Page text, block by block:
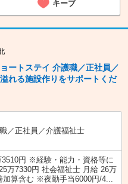
キープ
ートステイ 介護職／正社員／
れる施設作りをサポートくだ
／正社員／介護福祉士
3510円 ※経験・能力・資格等に
万7330円 社会福祉士 月給 26万
算含む ※夜勤手当6000円/4...